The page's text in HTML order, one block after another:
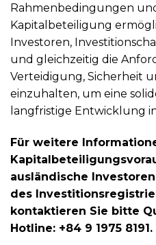
Rahmenbedingungen
Kapitalbeteiligung
Investoren,
und gleichzeitig die
Verteidigung, Sicherheit
einzuhalten, um eine
langfristige Entwicklung
Für weitere
ausländische
des
kontaktieren Sie bitte
Hotline: +84 9 1975 8191.